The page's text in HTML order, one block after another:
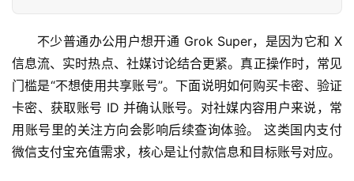
不少普通办公用户想开通 Grok Super，是因为它和 X
信息流、实时热点、社媒讨论结合更紧。真正操作时，常见
门槛是“不想使用共享账号”。下面说明如何购买卡密、验证
卡密、获取账号 ID 并确认账号。对社媒内容用户来说，常
用账号里的关注方向会影响后续查询体验。 这类国内支付
微信支付宝充值需求，核心是让付款信息和目标账号对应。